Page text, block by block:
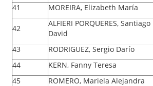
41
MOREIRA, Elizabeth María
42
ALFIERI PORQUERES, Santiago
David
43 RODRIGUEZ, Sergio Darío
44
KERN, Fanny Teresa
45
ROMERO, Mariela Alejandra